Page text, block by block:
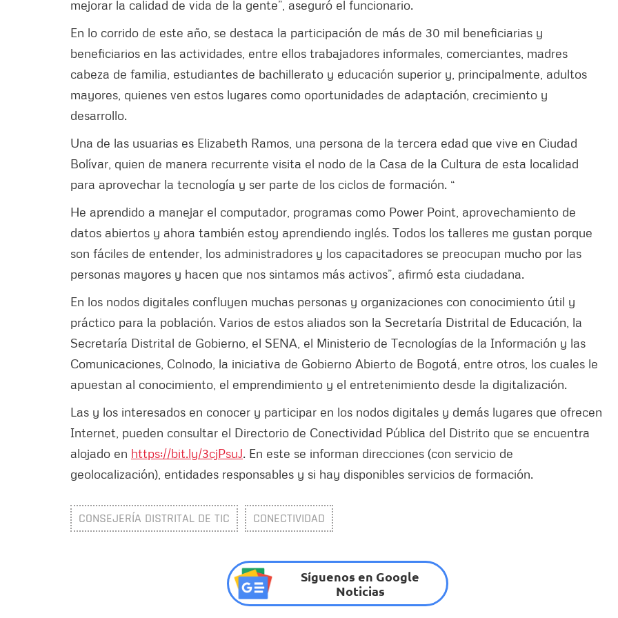
mejorar la calidad de vida de la gente”, aseguró el funcionario.
En lo corrido de este año, se destaca la participación de más de 30 mil beneficiarias y
beneficiarios en las actividades, entre ellos trabajadores informales, comerciantes, madres
cabeza de familia, estudiantes de bachillerato y educación superior y, principalmente, adultos
mayores, quienes ven estos lugares como oportunidades de adaptación, crecimiento y
desarrollo.
Una de las usuarias es Elizabeth Ramos, una persona de la tercera edad que vive en Ciudad
Bolívar, quien de manera recurrente visita el nodo de la Casa de la Cultura de esta localidad
para aprovechar la tecnología y ser parte de los ciclos de formación. “
He aprendido a manejar el computador, programas como Power Point, aprovechamiento de
datos abiertos y ahora también estoy aprendiendo inglés. Todos los talleres me gustan porque
son fáciles de entender, los administradores y los capacitadores se preocupan mucho por las
personas mayores y hacen que nos sintamos más activos”, afirmó esta ciudadana.
En los nodos digitales confluyen muchas personas y organizaciones con conocimiento útil y
práctico para la población. Varios de estos aliados son la Secretaría Distrital de Educación, la
Secretaría Distrital de Gobierno, el SENA, el Ministerio de Tecnologías de la Información y las
Comunicaciones, Colnodo, la iniciativa de Gobierno Abierto de Bogotá, entre otros, los cuales le
apuestan al conocimiento, el emprendimiento y el entretenimiento desde la digitalización.
Las y los interesados en conocer y participar en los nodos digitales y demás lugares que ofrecen
Internet, pueden consultar el Directorio de Conectividad Pública del Distrito que se encuentra
alojado en https://bit.ly/3cjPsuJ. En este se informan direcciones (con servicio de
geolocalización), entidades responsables y si hay disponibles servicios de formación.
CONSEJERÍA DISTRITAL DE TIC CONECTIVIDAD
Síguenos en Google
Noticias